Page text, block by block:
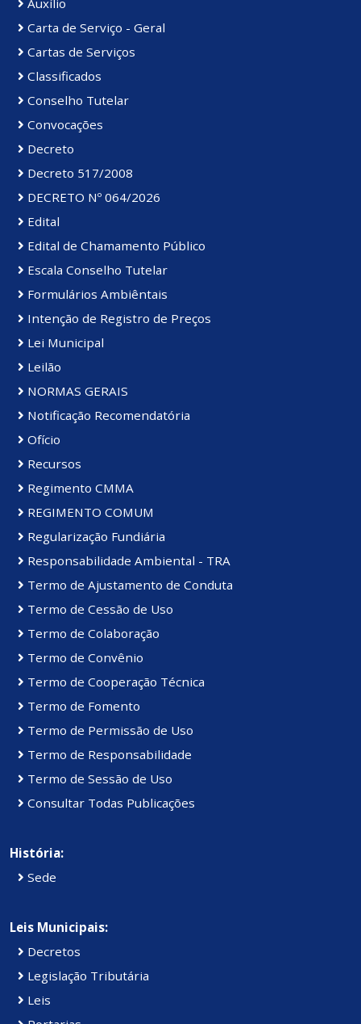
Auxílio
Carta de Serviço - Geral
Cartas de Serviços
Classificados
Conselho Tutelar
Convocações
Decreto
Decreto 517/2008
DECRETO Nº 064/2026
Edital
Edital de Chamamento Público
Escala Conselho Tutelar
Formulários Ambiêntais
Intenção de Registro de Preços
Lei Municipal
Leilão
NORMAS GERAIS
Notificação Recomendatória
Ofício
Recursos
Regimento CMMA
REGIMENTO COMUM
Regularização Fundiária
Responsabilidade Ambiental - TRA
Termo de Ajustamento de Conduta
Termo de Cessão de Uso
Termo de Colaboração
Termo de Convênio
Termo de Cooperação Técnica
Termo de Fomento
Termo de Permissão de Uso
Termo de Responsabilidade
Termo de Sessão de Uso
Consultar Todas Publicações
História:
Sede
Leis Municipais:
Decretos
Legislação Tributária
Leis